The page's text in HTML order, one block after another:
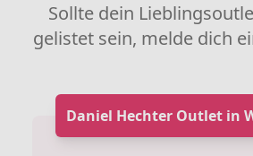
Sollte dein
gelistet sein, melde dich
Daniel Hechter Outlet in